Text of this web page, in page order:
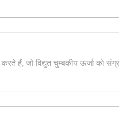
हैं, जो विद्युत चुम्बकीय ऊर्जा को